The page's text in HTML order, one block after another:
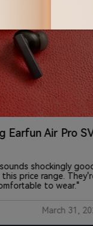
Earfun Air Pro SV
shockingly
price range.
to wear."
March 31,